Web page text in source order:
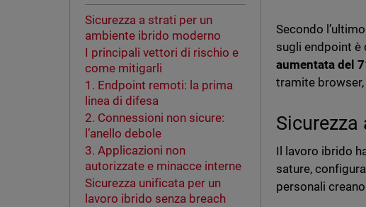
Sicurezza a strati per un
ambiente ibrido moderno
I principali vettori di rischio e
come mitigarli
1. Endpoint remoti: la prima
linea di difesa
2. Connessioni non sicure:
l’anello debole
3. Applicazioni non
autorizzate e minacce interne
Sicurezza unificata per un
lavoro ibrido senza breach
Secondo
sugli endpoint
aumentata del
tramite
Il lavoro ibrido
sature,
personali creano